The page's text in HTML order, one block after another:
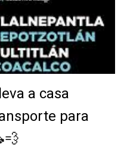
a casa
para